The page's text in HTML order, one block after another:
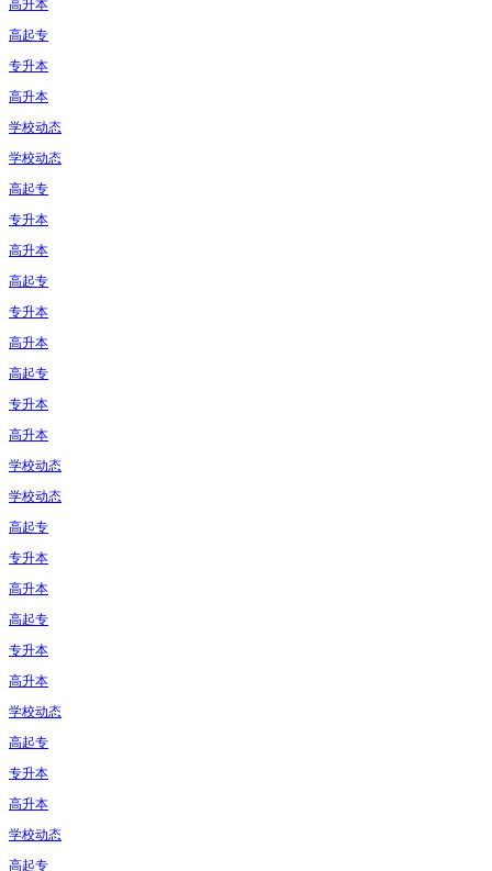
高升本
高起专
专升本
高升本
学校动态
学校动态
高起专
专升本
高升本
高起专
专升本
高升本
高起专
专升本
高升本
学校动态
学校动态
高起专
专升本
高升本
高起专
专升本
高升本
学校动态
高起专
专升本
高升本
学校动态
高起专